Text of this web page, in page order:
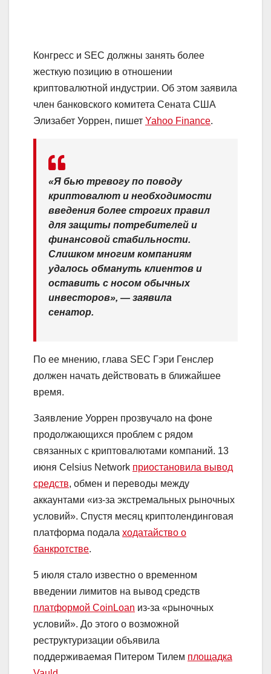
Конгресс и SEC должны занять более
жесткую позицию в отношении
криптовалютной индустрии. Об этом заявила
член банковского комитета Сената США
Элизабет Уоррен, пишет Yahoo Finance.
«Я бью тревогу по поводу
криптовалют и необходимости
введения более строгих правил
для защиты потребителей и
финансовой стабильности.
Слишком многим компаниям
удалось обмануть клиентов и
оставить с носом обычных
инвесторов», — заявила
сенатор.
По ее мнению, глава SEC Гэри Генслер
должен начать действовать в ближайшее
время.
Заявление Уоррен прозвучало на фоне
продолжающихся проблем с рядом
связанных с криптовалютами компаний. 13
июня Celsius Network приостановила вывод
средств, обмен и переводы между
аккаунтами «из-за экстремальных рыночных
условий». Спустя месяц криптолендинговая
платформа подала ходатайство о
банкротстве.
5 июля стало известно о временном
введении лимитов на вывод средств
платформой CoinLoan из-за «рыночных
условий». До этого о возможной
реструктуризации объявила
поддерживаемая Питером Тилем площадка